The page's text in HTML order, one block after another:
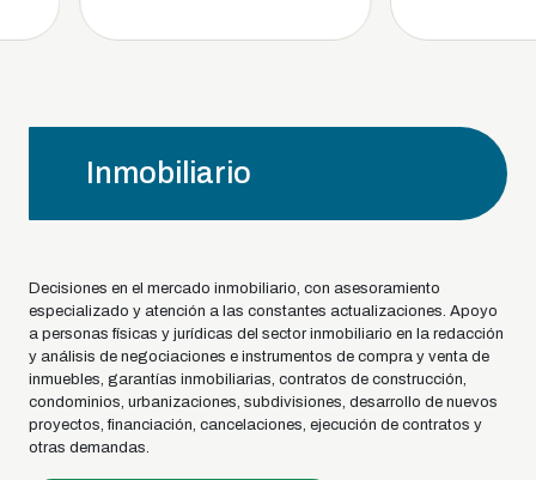
Inmobiliario
Decisiones en el mercado inmobiliario, con asesoramiento
especializado y atención a las constantes actualizaciones. Apoyo
a personas físicas y jurídicas del sector inmobiliario en la redacción
y análisis de negociaciones e instrumentos de compra y venta de
inmuebles, garantías inmobiliarias, contratos de construcción,
condominios, urbanizaciones, subdivisiones, desarrollo de nuevos
proyectos, financiación, cancelaciones, ejecución de contratos y
otras demandas.